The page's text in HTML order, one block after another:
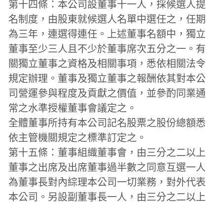
第十四條：本公司設董事十一人，採候選人提
名制度，由股東就候選人名單中選任之，任期
為三年，連選得連任。上述董事名額中，獨立
董事至少三人且不少於董事席次五分之一。有
關獨立董事之資格及相關事項，悉依相關法令
規定辦理。董事及獨立董事之報酬依其對本公
司營運參與程度及貢獻之價值，並參酌同業通
常之水準授權董事會議定之。
全體董事所持有本公司記名股票之股份總額悉
依主管機關規定之標準訂定之。
第十五條：董事組織董事會，由三分之二以上
董事之出席及出席董事過半數之同意互選一人
為董事長對內綜理本公司一切業務，對外代表
本公司。另設副董事長一人，由三分之二以上